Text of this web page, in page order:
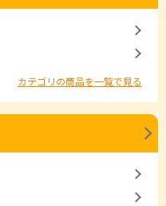
カテゴリの商品を一覧で見る